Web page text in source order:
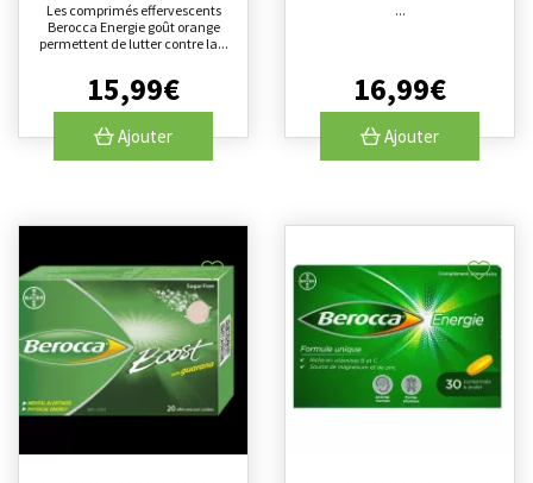
Les comprimés effervescents
Berocca Energie goût orange
permettent de lutter contre la...
15,99€
Ajouter
...
16,99€
Ajouter